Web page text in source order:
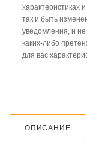
характеристиках
так и быть
уведомления, и
каких-либо
для вас
ОПИСАНИЕ